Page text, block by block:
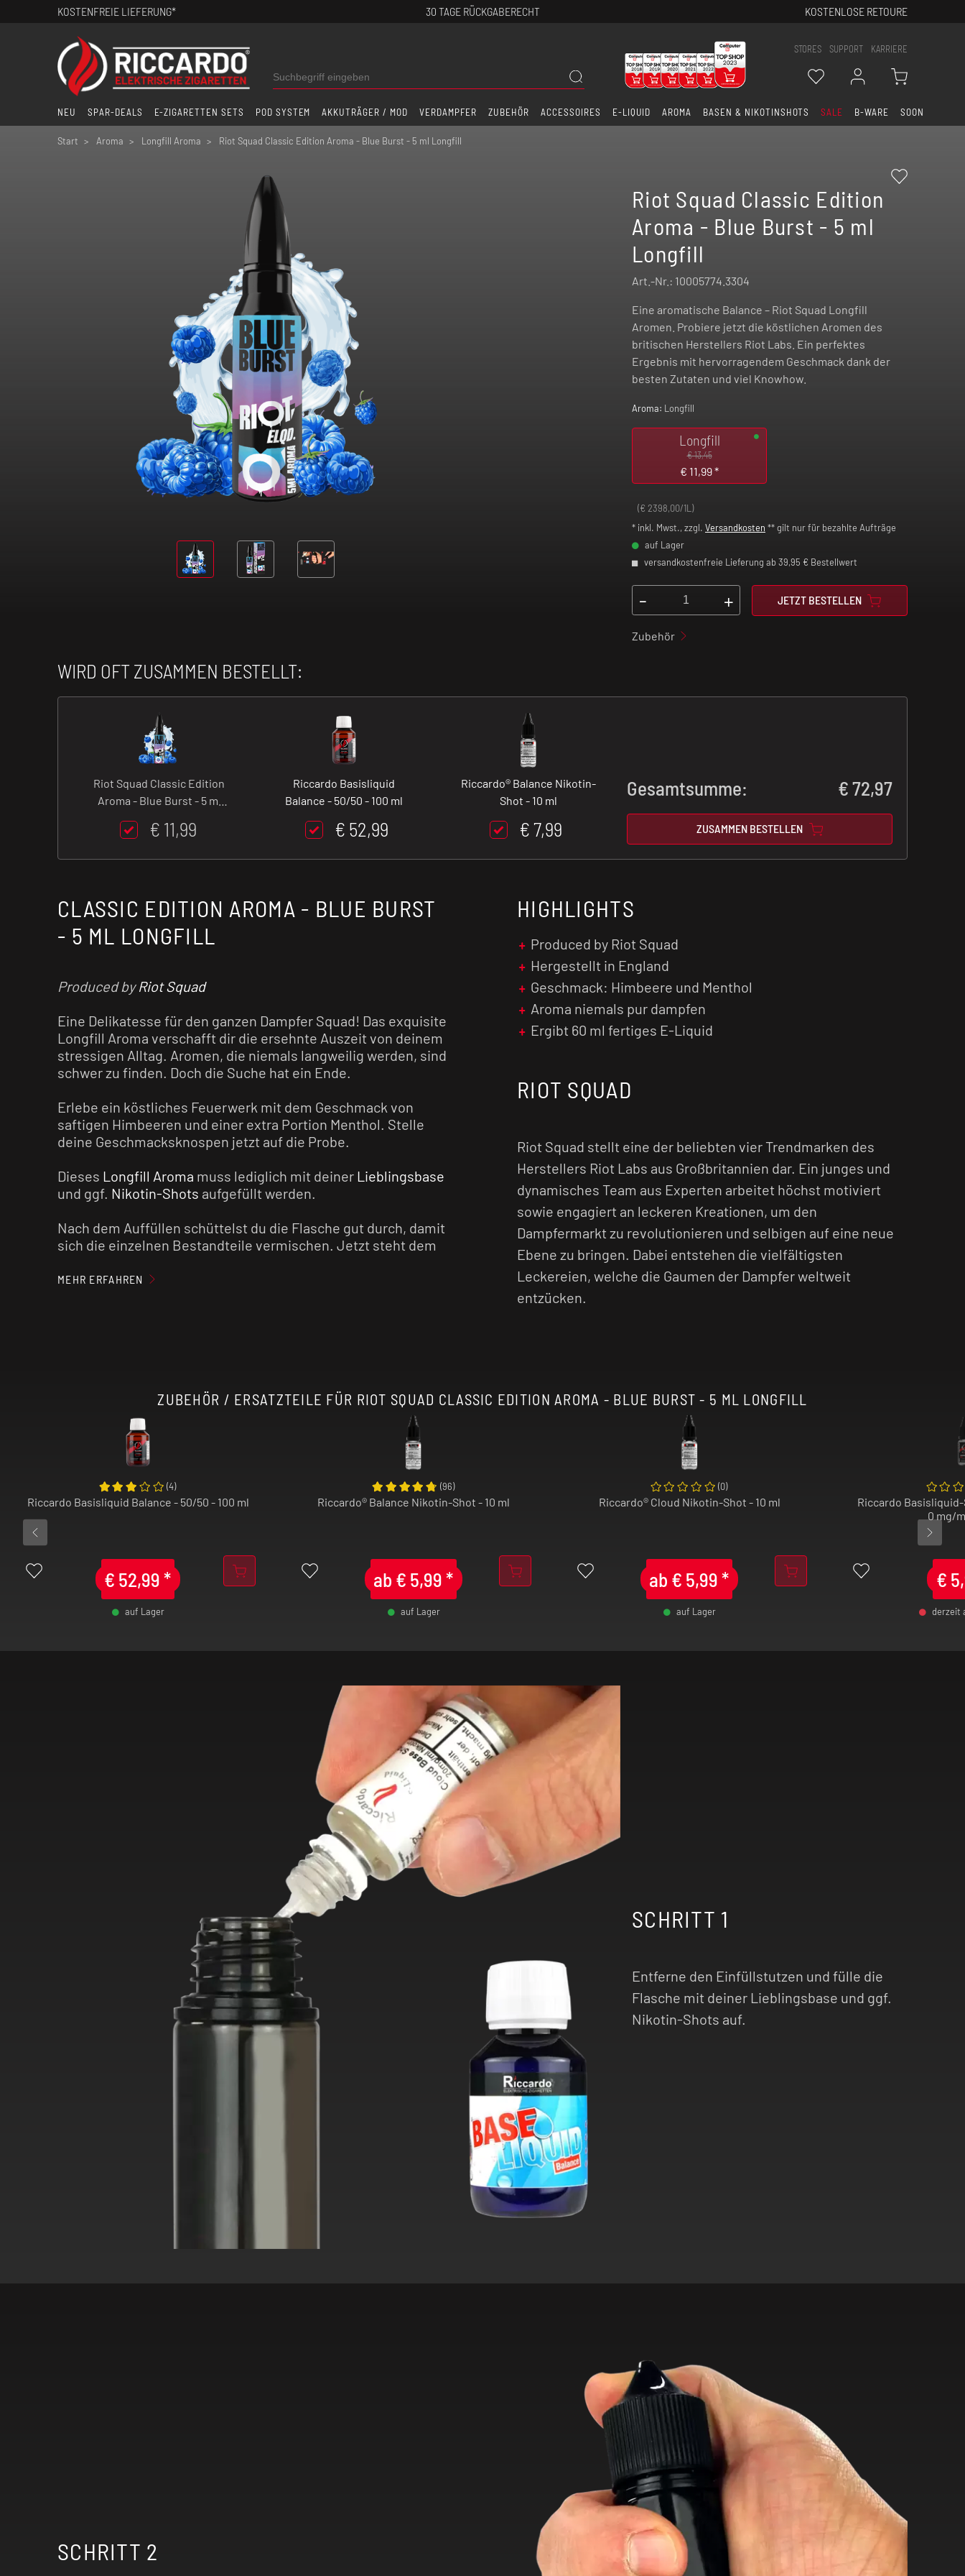
KOSTENFREIE LIEFERUNG* 30 TAGE RÜCKGABERECHT KOSTENLOSE RETOURE
STORES SUPPORT KARRIERE
NEU SPAR-DEALS E-ZIGARETTEN SETS POD SYSTEM AKKUTRÄGER / MOD VERDAMPFER ZUBEHÖR ACCESSOIRES E-LIQUID AROMA BASEN & NIKOTINSHOTS SALE B-WARE SOON
Start Aroma Longfill Aroma Riot Squad Classic Edition Aroma - Blue Burst - 5 ml Longfill
Riot Squad Classic Edition
Aroma - Blue Burst - 5 ml
Longfill
Art.-Nr.: 10005774.3304
Eine aromatische Balance – Riot Squad Longfill
Aromen. Probiere jetzt die köstlichen Aromen des
britischen Herstellers Riot Labs. Ein perfektes
Ergebnis mit hervorragendem Geschmack dank der
besten Zutaten und viel Knowhow.
Aroma: Longfill
Longfill
€ 13,45
€ 11,99*
(€ 2398,00/1L)
* inkl. Mwst., zzgl. Versandkosten ** gilt nur für bezahlte Aufträge
auf Lager
versandkostenfreie Lieferung ab 39,95 € Bestellwert
- + JETZT BESTELLEN
Zubehör
WIRD OFT ZUSAMMEN BESTELLT:
Riot Squad Classic Edition
Aroma - Blue Burst - 5 ml
€ 11,99
Riccardo Basisliquid
Balance - 50/50 - 100 ml
€ 52,99
Riccardo® Balance Nikotin-
Shot - 10 ml
€ 7,99
Gesamtsumme: €72,97
ZUSAMMEN BESTELLEN
CLASSIC EDITION AROMA - BLUE BURST
- 5 ML LONGFILL
Produced byRiot Squad
Eine Delikatesse für den ganzen Dampfer Squad! Das exquisite
Longfill Aroma verschafft dir die ersehnte Auszeit von deinem
stressigen Alltag. Aromen, die niemals langweilig werden, sind
schwer zu finden. Doch die Suche hat ein Ende.
Erlebe ein köstliches Feuerwerk mit dem Geschmack von
saftigen Himbeeren und einer extra Portion Menthol. Stelle
deine Geschmacksknospen jetzt auf die Probe.
Dieses Longfill Aroma muss lediglich mit deiner Lieblingsbase
und ggf. Nikotin-Shots aufgefüllt werden.
Nach dem Auffüllen schüttelst du die Flasche gut durch, damit
sich die einzelnen Bestandteile vermischen. Jetzt steht dem
MEHR ERFAHREN
HIGHLIGHTS
Produced by Riot Squad
Hergestellt in England
Geschmack: Himbeere und Menthol
Aroma niemals pur dampfen
Ergibt 60 ml fertiges E-Liquid
RIOT SQUAD
Riot Squad stellt eine der beliebten vier Trendmarken des
Herstellers Riot Labs aus Großbritannien dar. Ein junges und
dynamisches Team aus Experten arbeitet höchst motiviert
sowie engagiert an leckeren Kreationen, um den
Dampfermarkt zu revolutionieren und selbigen auf eine neue
Ebene zu bringen. Dabei entstehen die vielfältigsten
Leckereien, welche die Gaumen der Dampfer weltweit
entzücken.
ZUBEHÖR / ERSATZTEILE FÜR RIOT SQUAD CLASSIC EDITION AROMA - BLUE BURST - 5 ML LONGFILL
€ 52,99*
auf Lager
(4)
Riccardo Basisliquid Balance - 50/50 - 100 ml
+
ab € 5,99*
auf Lager
(96)
Riccardo® Balance Nikotin-Shot - 10 ml
-
ab € 5,99*
auf Lager
(0)
Riccardo® Cloud Nikotin-Shot - 10 ml
€
derzeit
Riccardo
0 mg/
SCHRITT 1
Entferne den Einfüllstutzen und fülle die
Flasche mit deiner Lieblingsbase und ggf.
Nikotin-Shots auf.
SCHRITT 2